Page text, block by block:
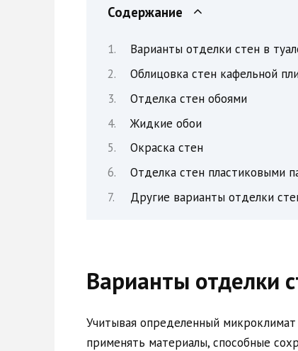
Содержание
Варианты отделки стен в
Облицовка стен кафельной
Отделка стен обоями
Жидкие обои
Окраска стен
Отделка стен пластиковыми
Другие варианты отделки
Варианты отделки
Учитывая определенный
применять материалы, способные